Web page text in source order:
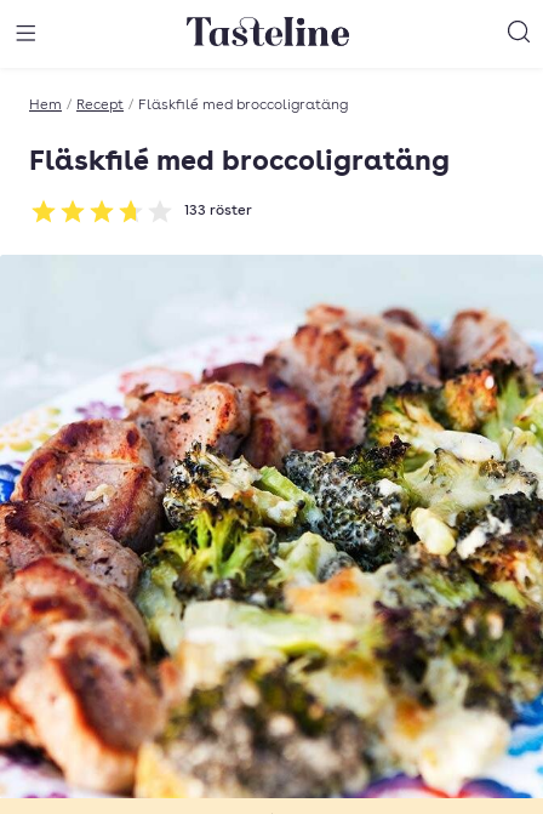
Till Tastelines startsida
Hem / Recept / Fläskfilé med broccoligratäng
Fläskfilé med broccoligratäng
Betyg: 3.71 av 5
133 röster